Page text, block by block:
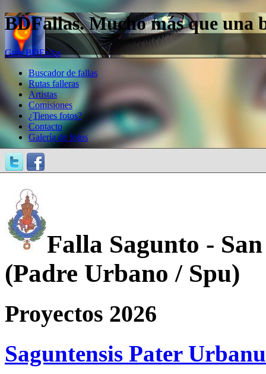
BDFallas. Mucho más que una
Guía BDFallas
Buscador de fallas
Rutas falleras
Artistas
Comisiones
¿Tienes fotos?
Contacto
Galería de fotos
Falla Sagunto -
(Padre Urbano / Spu)
Proyectos 2026
Saguntensis Pater